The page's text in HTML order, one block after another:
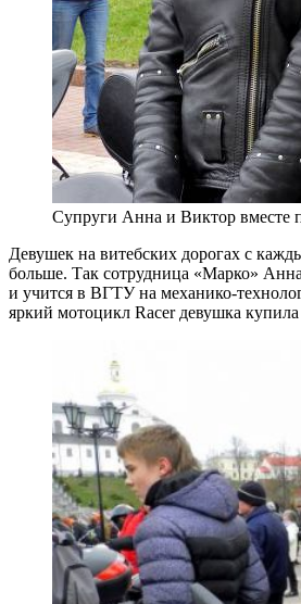
Супруги Анна и Виктор вместе
Девушек на витебских дорогах с
больше. Так сотрудница «Марко» Анна
и учится в ВГТУ на механико-
яркий мотоцикл Racer девушка купила